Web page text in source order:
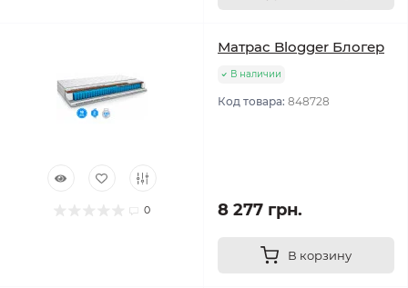
0
Матрас Blogger Блогер
В наличии
Код товара: 848728
8 277 грн.
В корзину